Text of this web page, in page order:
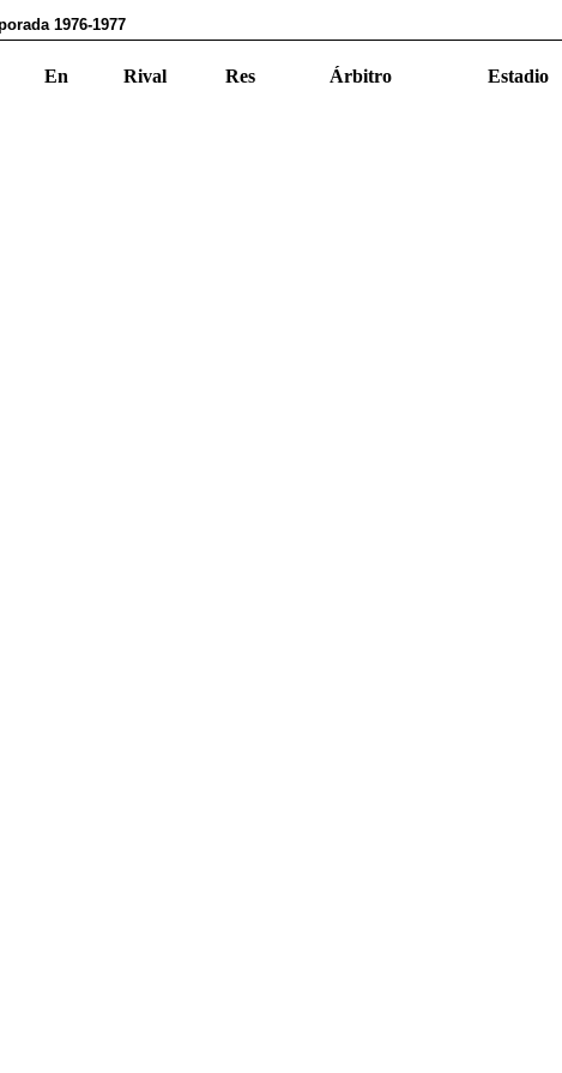
1976-1977
En Rival Res Árbitro Estadio